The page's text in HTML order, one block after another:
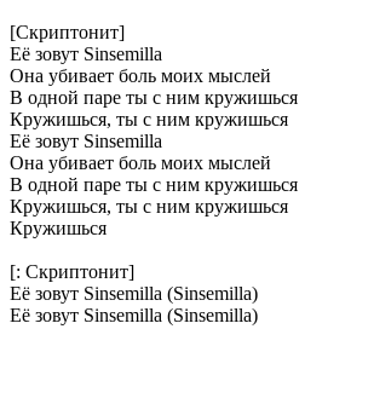
[Скриптонит]
Её зовут Sinsemilla
Она убивает боль моих мыслей
В одной паре ты с ним кружишься
Кружишься, ты с ним кружишься
Её зовут Sinsemilla
Она убивает боль моих мыслей
В одной паре ты с ним кружишься
Кружишься, ты с ним кружишься
Кружишься
[: Скриптонит]
Её зовут Sinsemilla (Sinsemilla)
Её зовут Sinsemilla (Sinsemilla)